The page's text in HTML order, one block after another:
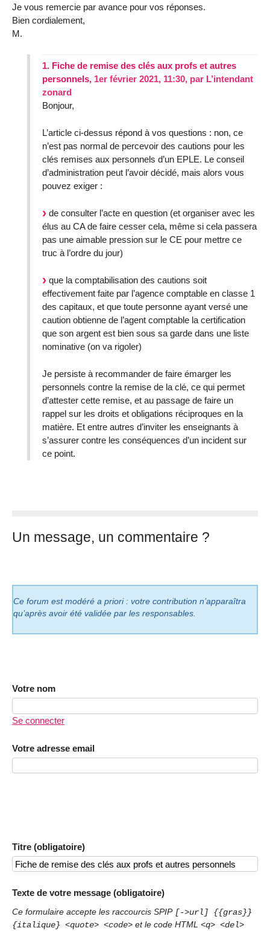
Je vous remercie par avance pour vos réponses.
Bien cordialement,
M.
1. Fiche de remise des clés aux profs et autres
personnels, 1er février 2021, 11:30, par L’intendant
zonard
Bonjour,
L’article ci-dessus répond à vos questions : non, ce
n’est pas normal de percevoir des cautions pour les
clés remises aux personnels d’un EPLE. Le conseil
d’administration peut l’avoir décidé, mais alors vous
pouvez exiger :
de consulter l’acte en question (et organiser avec les
élus au CA de faire cesser cela, même si cela passera
pas une aimable pression sur le CE pour mettre ce
truc à l’ordre du jour)
que la comptabilisation des cautions soit
effectivement faite par l’agence comptable en classe 1
des capitaux, et que toute personne ayant versé une
caution obtienne de l’agent comptable la certification
que son argent est bien sous sa garde dans une liste
nominative (on va rigoler)
Je persiste à recommander de faire émarger les
personnels contre la remise de la clé, ce qui permet
d’attester cette remise, et au passage de faire un
rappel sur les droits et obligations réciproques en la
matière. Et entre autres d’inviter les enseignants à
s’assurer contre les conséquences d’un incident sur
ce point.
Un message, un commentaire ?
Ce forum est modéré a priori : votre contribution n’apparaîtra
qu’après avoir été validée par les responsables.
Votre nom
Se connecter
Votre adresse email
Titre (obligatoire)
Texte de votre message (obligatoire)
Ce formulaire accepte les raccourcis SPIP [->url] {{gras}}
{italique} <quote> <code> et le code HTML <q> <del>